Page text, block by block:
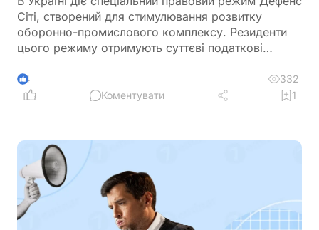
Сіті, створений для стимулювання розвитку
оборонно-промислового комплексу. Резиденти
цього режиму отримують суттєві податкові
цільового використання прибутку, обмеження на
виплату дивідендів та інвестиційні правила.
4
332
Коментувати
1